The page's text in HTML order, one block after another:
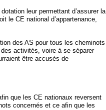
leur permettant d’assurer la
le CE national d’appartenance,
des AS pour tous les cheminots
activités, voire à se séparer
être accusés de
que les CE nationaux reversent
concernés et ce afin que les